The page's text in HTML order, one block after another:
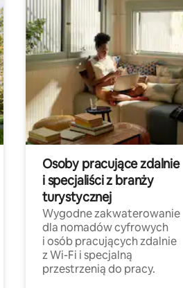
Osoby pracujące zdalnie
i specjaliści z branży
turystycznej
Wygodne zakwaterowanie
dla nomadów cyfrowych
i osób pracujących zdalnie
z Wi-Fi i specjalną
przestrzenią do pracy.